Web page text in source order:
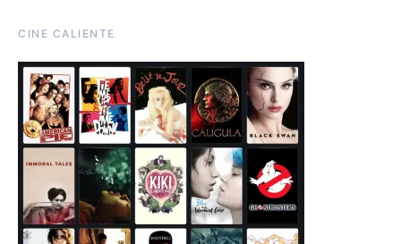
CINE CALIENTE